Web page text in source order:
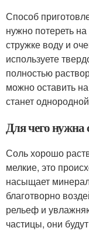
Способ
нужно потереть
стружке воду и
используете
полностью
можно оставить
станет
Для чего нужна
Соль хорошо
мелкие, это
насыщает
благотворно
рельеф и
частицы, они